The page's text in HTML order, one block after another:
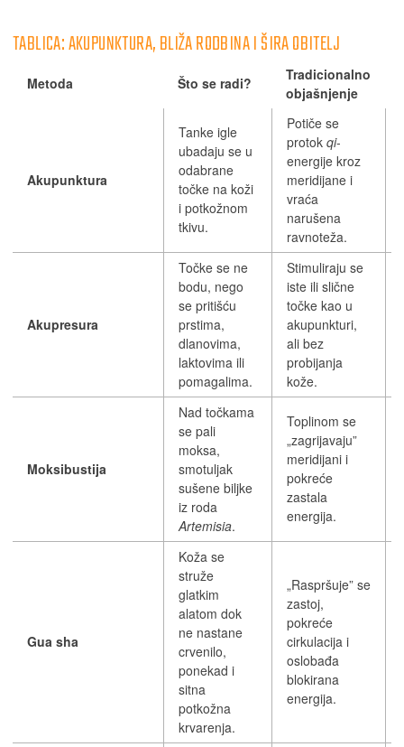
TABLICA: AKUPUNKTURA, BLIŽA RODBINA I ŠIRA OBITELJ
Metoda Što se radi?
Tradicionalno
objašnjenje
Akupunktura
Tanke igle
ubadaju se u
odabrane
točke na koži
i potkožnom
tkivu.
Potiče se
protok qi-
energije kroz
meridijane i
vraća
narušena
ravnoteža.
Akupresura
Točke se ne
bodu, nego
se pritišću
prstima,
dlanovima,
laktovima ili
pomagalima.
Stimuliraju se
iste ili slične
točke kao u
akupunkturi,
ali bez
probijanja
kože.
Moksibustija
Nad točkama
se pali
moksa,
smotuljak
sušene biljke
iz roda
Artemisia.
Toplinom se
„zagrijavaju”
meridijani i
pokreće
zastala
energija.
Gua sha
Koža se
struže
glatkim
alatom dok
ne nastane
crvenilo,
ponekad i
sitna
potkožna
krvarenja.
„Raspršuje” se
zastoj,
pokreće
cirkulacija i
oslobađa
blokirana
energija.